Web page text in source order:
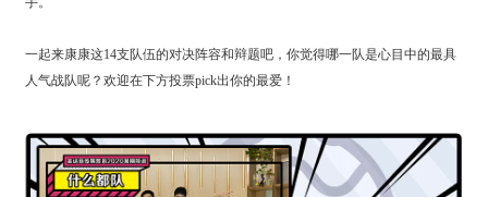
一起来康康这14支队伍的对决阵容和辩题吧，你觉得哪一队是心目中的最具
人气战队呢？欢迎在下方投票pick出你的最爱！